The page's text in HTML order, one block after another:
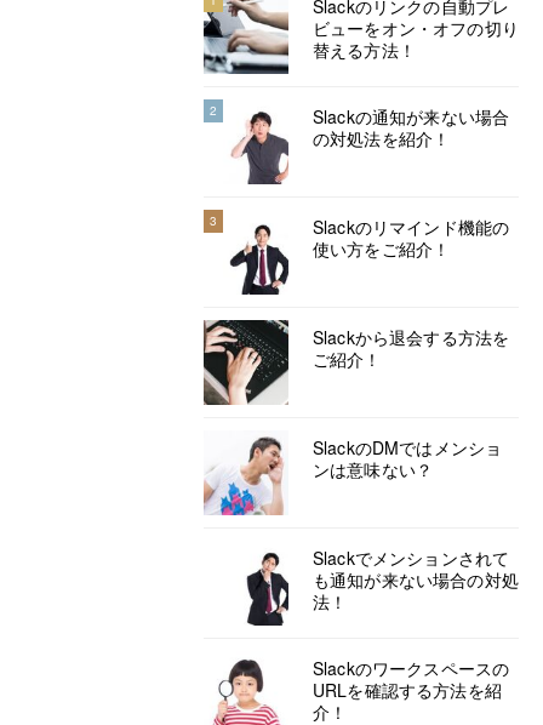
Slackのリンクの自動プレ
ビューをオン・オフの切り
替える方法！
2
Slackの通知が来ない場合
の対処法を紹介！
3
Slackのリマインド機能の
使い方をご紹介！
Slackから退会する方法を
ご紹介！
SlackのDMではメンショ
ンは意味ない？
Slackでメンションされて
も通知が来ない場合の対処
法！
Slackのワークスペースの
URLを確認する方法を紹
介！